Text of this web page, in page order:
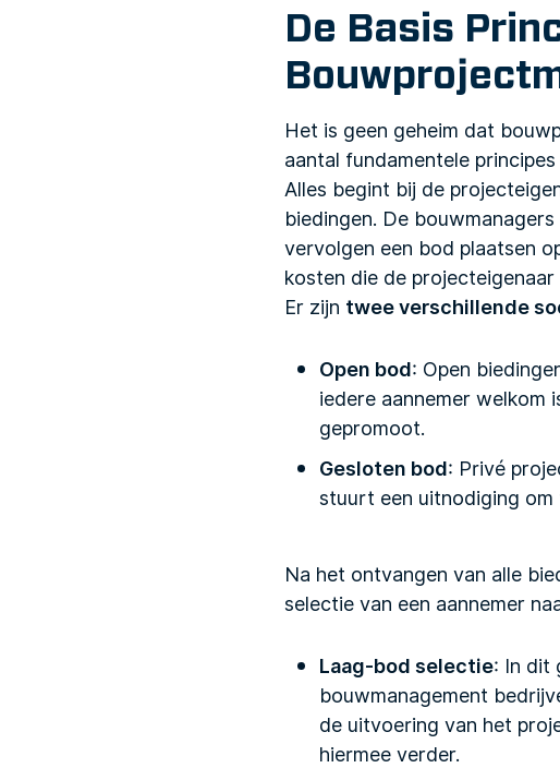
De Basis
Het is geen geheim dat
aantal fundamentele
Alles begint bij de
biedingen. De
vervolgen een bod plaatsen
kosten die de
Er zijn twee verschillende
Open bod: Open
iedere aannemer welkom
gepromoot.
Gesloten bod: Privé
stuurt een uitnodiging om
Na het ontvangen van alle
selectie van een aannemer
Laag-bod selectie: In dit
bouwmanagement
de uitvoering van het
hiermee verder.